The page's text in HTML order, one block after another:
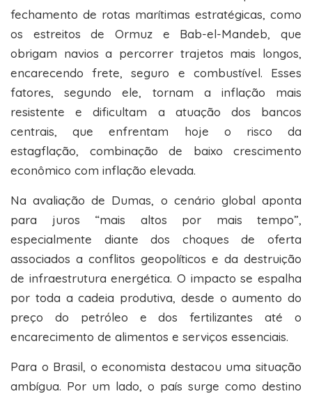
fechamento de rotas marítimas estratégicas, como
os estreitos de Ormuz e Bab-el-Mandeb, que
obrigam navios a percorrer trajetos mais longos,
encarecendo frete, seguro e combustível. Esses
fatores, segundo ele, tornam a inflação mais
resistente e dificultam a atuação dos bancos
centrais, que enfrentam hoje o risco da
estagflação, combinação de baixo crescimento
econômico com inflação elevada.
Na avaliação de Dumas, o cenário global aponta
para juros “mais altos por mais tempo”,
especialmente diante dos choques de oferta
associados a conflitos geopolíticos e da destruição
de infraestrutura energética. O impacto se espalha
por toda a cadeia produtiva, desde o aumento do
preço do petróleo e dos fertilizantes até o
encarecimento de alimentos e serviços essenciais.
Para o Brasil, o economista destacou uma situação
ambígua. Por um lado, o país surge como destino